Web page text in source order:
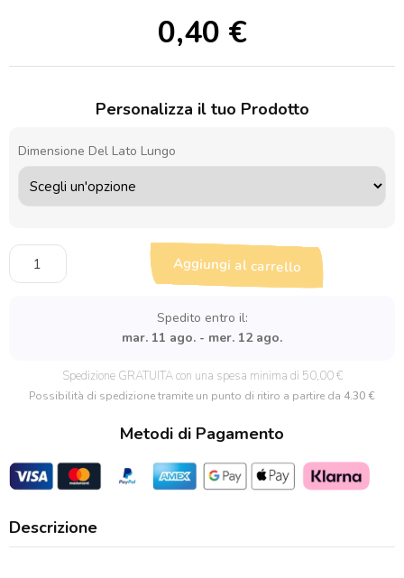
0,40 €
Personalizza il tuo Prodotto
Dimensione Del Lato Lungo
Sagoma
in
Aggiungi al carrello
Spedito entro il:
mar. 11 ago. - mer. 12 ago.
Spedizione GRATUITA con una spesa minima di 50,00 €
Possibilità di spedizione tramite un punto di ritiro a partire da 4.30 €
Metodi di Pagamento
Descrizione